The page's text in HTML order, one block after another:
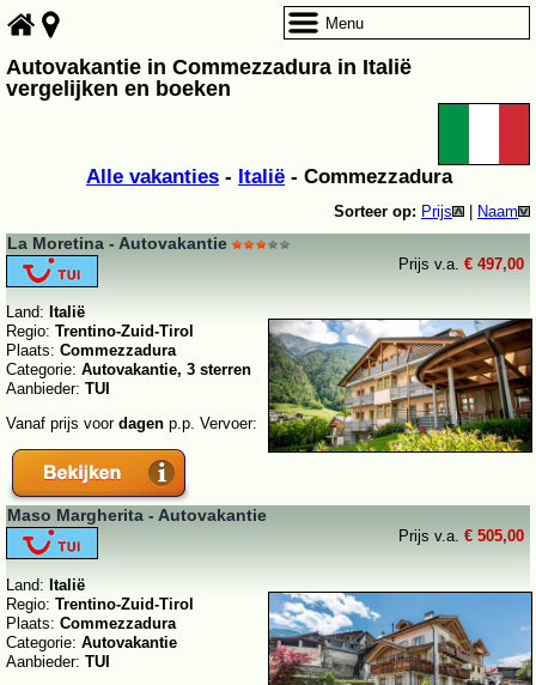
Autovakantie in Commezzadura in Italië
vergelijken en boeken
Alle vakanties - Italië - Commezzadura
Sorteer op: Prijs Naam
La Moretina - Autovakantie
Prijs v.a. € 497,00
Land: Italië
Regio: Trentino-Zuid-Tirol
Plaats: Commezzadura
Categorie: Autovakantie, 3 sterren
Aanbieder: TUI
Vanaf prijs voor dagen p.p. Vervoer:
Maso Margherita - Autovakantie
Prijs v.a. € 505,00
Land: Italië
Regio: Trentino-Zuid-Tirol
Plaats: Commezzadura
Categorie: Autovakantie
Aanbieder: TUI
Menu